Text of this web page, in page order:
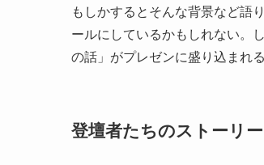
もしかするとそんな背景など語
ールにしているかもしれない。
の話」がプレゼンに盛り込まれ
登壇者たちのストーリー